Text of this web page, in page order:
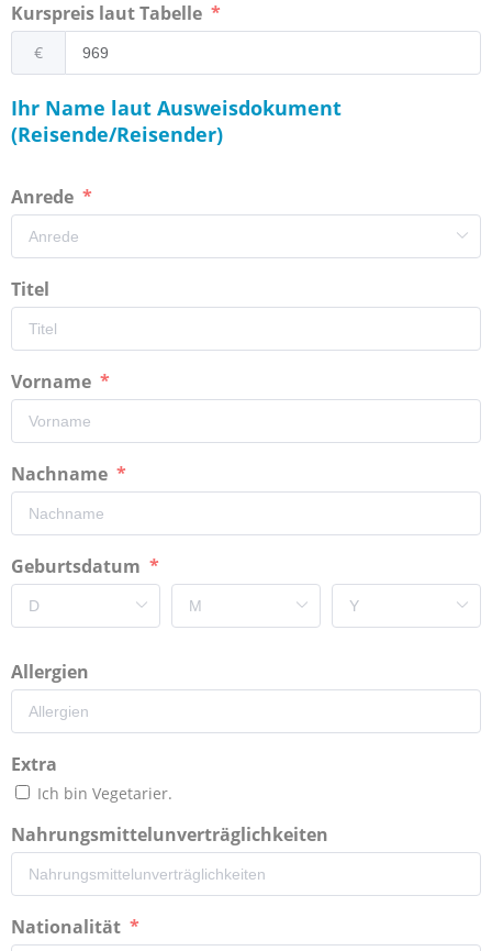
Kurspreis laut Tabelle
€
Ihr Name laut Ausweisdokument
(Reisende/Reisender)
Anrede
Titel
Vorname
Nachname
Geburtsdatum
Allergien
Extra
Ich bin Vegetarier.
Nahrungsmittelunverträglichkeiten
Nationalität